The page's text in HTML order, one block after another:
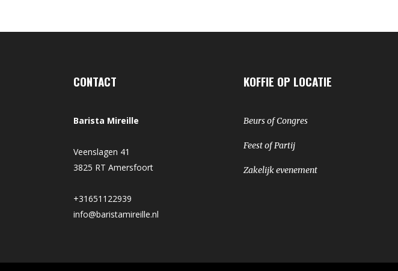
CONTACT
Barista Mireille
Veenslagen 41
3825 RT Amersfoort
+31651122939
info@baristamireille.nl
KOFFIE OP LOCATIE
Beurs of Congres
Feest of Partij
Zakelijk evenement